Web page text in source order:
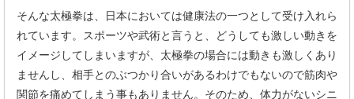
そんな太極拳は、日本においては健康法の一つとして受け入れら
れています。スポーツや武術と言うと、どうしても激しい動きを
イメージしてしまいますが、太極拳の場合には動きも激しくあり
ませんし、相手とのぶつかり合いがあるわけでもないので筋肉や
関節を痛めてしまう事もありません。そのため、体力がないシニ